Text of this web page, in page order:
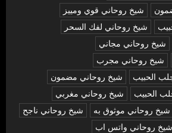
شيخ روحاني قوي ومييز
شيخ روحاني لفك السحر
شيخ روحاني مجاني
شيخ روحاني مجرب
الحبيب
شيخ روحاني مضمون
الحبيب
شيخ روحاني مغربي
شيخ روحاني موثوق به
شيخ روحاني ناجح
شيخ روحاني واتس اب